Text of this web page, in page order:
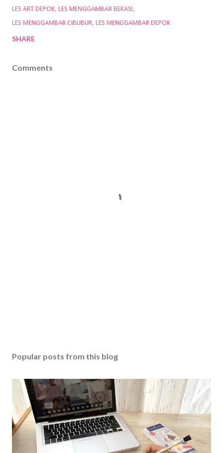
LES ART DEPOK LES MENGGAMBAR BEKASI
LES MENGGAMBAR CIBUBUR LES MENGGAMBAR DEPOK
SHARE
Comments
Popular posts from this blog